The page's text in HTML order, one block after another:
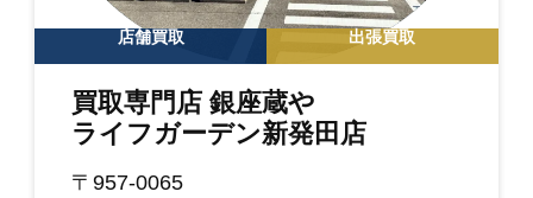
店舗買取 出張買取
買取専門店 銀座蔵や
ライフガーデン新発田店
〒957-0065